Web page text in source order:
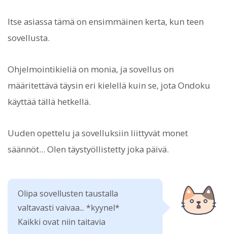
Itse asiassa tämä on ensimmäinen kerta, kun teen
sovellusta.
Ohjelmointikieliä on monia, ja sovellus on
määritettävä täysin eri kielellä kuin se, jota Ondoku
käyttää tällä hetkellä.
Uuden opettelu ja sovelluksiin liittyvät monet
säännöt... Olen täystyöllistetty joka päivä.
Olipa sovellusten taustalla
valtavasti vaivaa... *kyynel*
Kaikki ovat niin taitavia